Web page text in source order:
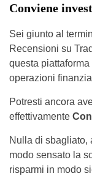
Conviene
Sei giunto al
Recensioni su
questa
operazioni
Potresti ancora
effettivamente
Nulla di sbagliato,
modo sensato la
risparmi in modo